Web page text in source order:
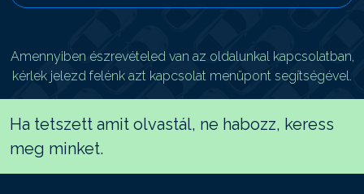
Amennyiben észrevételed van az oldalunkal kapcsolatban,
kérlek jelezd felénk azt kapcsolat menüpont segítségével.
Ha tetszett amit olvastál, ne habozz, keress
meg minket.